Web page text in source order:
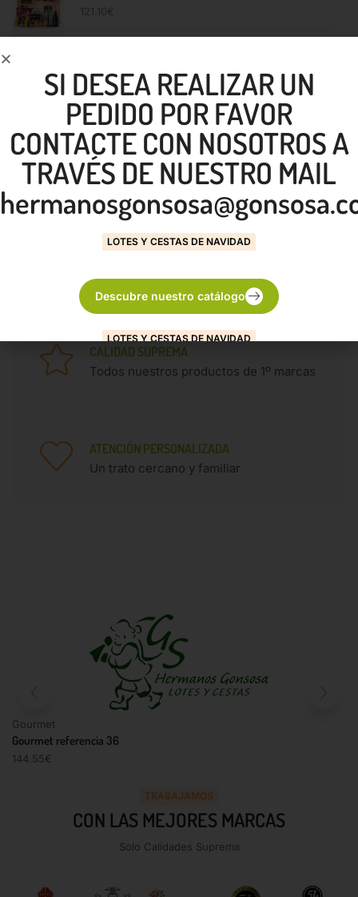
121.10€
NUESTROS SERVICIOS
ENTREGA GRATUITA
En la Isla de Gran Canaria
CONSULTAR
CALIDAD SUPREMA
Todos nuestros productos de 1º marcas
ATENCIÓN PERSONALIZADA
Un trato cercano y familiar
Gourmet
Gourmet referencia 36
144.55€
TRABAJAMOS
CON LAS MEJORES MARCAS
Solo Calidades Suprema
SI DESEA REALIZAR UN
PEDIDO POR FAVOR
CONTACTE CON NOSOTROS A
TRAVÉS DE NUESTRO MAIL
LOTES Y CESTAS DE NAVIDAD
Descubre nuestro catálogo
LOTES Y CESTAS DE NAVIDAD
SOLICITA PRESUPUESTO PARA OTRAS ISLAS